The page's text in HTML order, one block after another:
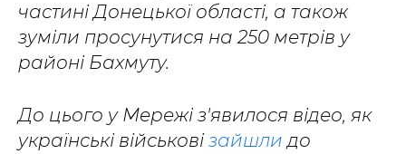
частині Донецької області, а також
зуміли просунутися на 250 метрів у
районі Бахмуту.
До цього у Мережі з'явилося відео, як
українські військові зайшли до